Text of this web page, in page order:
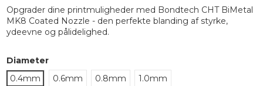
Opgrader dine printmuligheder med Bondtech CHT BiMetal
MK8 Coated Nozzle - den perfekte blanding af styrke,
ydeevne og pålidelighed.
Diameter
0.4mm
0.6mm 0.8mm 1.0mm